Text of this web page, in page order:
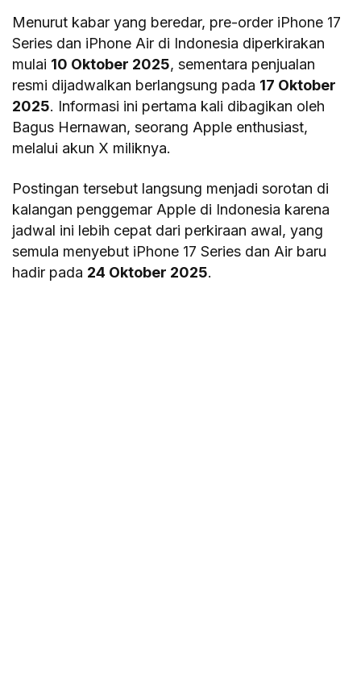
Menurut kabar yang beredar, pre-order iPhone 17
Series dan iPhone Air di Indonesia diperkirakan
mulai 10 Oktober 2025, sementara penjualan
resmi dijadwalkan berlangsung pada 17 Oktober
2025. Informasi ini pertama kali dibagikan oleh
Bagus Hernawan, seorang Apple enthusiast,
melalui akun X miliknya.
Postingan tersebut langsung menjadi sorotan di
kalangan penggemar Apple di Indonesia karena
jadwal ini lebih cepat dari perkiraan awal, yang
semula menyebut iPhone 17 Series dan Air baru
hadir pada 24 Oktober 2025.